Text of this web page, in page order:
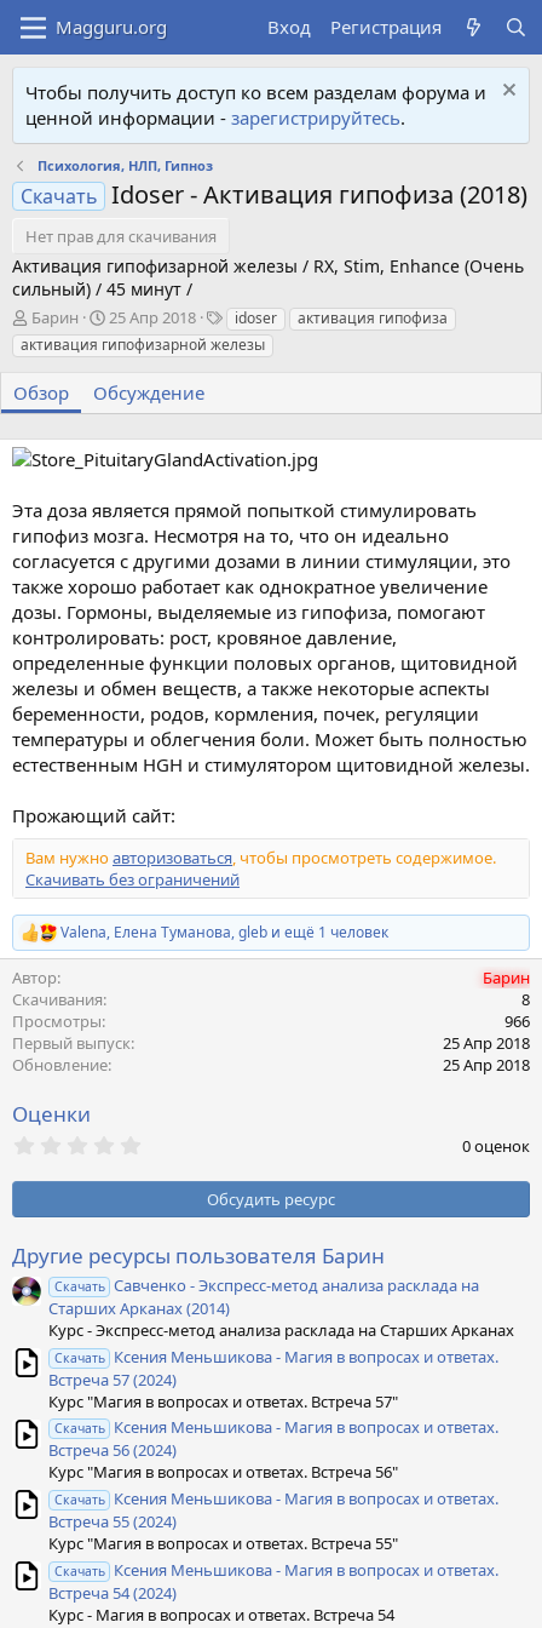
Вход Регистрация
Чтобы получить доступ ко всем разделам форума и
ценной информации - зарегистрируйтесь.
Психология, НЛП, Гипноз
Скачать Idoser - Активация гипофиза (2018)
Нет прав для скачивания
Активация гипофизарной железы / RX, Stim, Enhance (Очень
сильный) / 45 минут /
А
в
т
о
р
Барин
Д
а
т
а
с
д
н
и
я
25 Апр 2018
Т
е
г
idoser
активация гипофиза
активация гипофизарной железы
Обзор Обсуждение
Эта доза является прямой попыткой стимулировать
гипофиз мозга. Несмотря на то, что он идеально
согласуется с другими дозами в линии стимуляции, это
также хорошо работает как однократное увеличение
дозы. Гормоны, выделяемые из гипофиза, помогают
контролировать: рост, кровяное давление,
определенные функции половых органов, щитовидной
железы и обмен веществ, а также некоторые аспекты
беременности, родов, кормления, почек, регуляции
температуры и облегчения боли. Может быть полностью
естественным HGH и стимулятором щитовидной железы.
Прожающий сайт:
Вам нужноавторизоваться, чтобы просмотреть содержимое.
Скачивать без ограничений
Р
е
а
к
ц
и
и
:
Valena, Елена Туманова,gleb и ещё 1 человек
Автор
Барин
Скачивания
8
Просмотры
966
Первый выпуск
25 Апр 2018
Обновление
25 Апр 2018
Оценки
0
з
ё
з
д
0 оценок
Обсудить ресурс
Другие ресурсы пользователя Барин
Скачать Савченко - Экспресс-метод анализа расклада на
Старших Арканах (2014)
Курс - Экспресс-метод анализа расклада на Старших Арканах
Скачать Ксения Меньшикова - Магия в вопросах и ответах.
Встреча 57 (2024)
Курс "Магия в вопросах и ответах. Встреча 57"
Скачать Ксения Меньшикова - Магия в вопросах и ответах.
Встреча 56 (2024)
Курс "Магия в вопросах и ответах. Встреча 56"
Скачать Ксения Меньшикова - Магия в вопросах и ответах.
Встреча 55 (2024)
Курс "Магия в вопросах и ответах. Встреча 55"
Скачать Ксения Меньшикова - Магия в вопросах и ответах.
Встреча 54 (2024)
Курс - Магия в вопросах и ответах. Встреча 54